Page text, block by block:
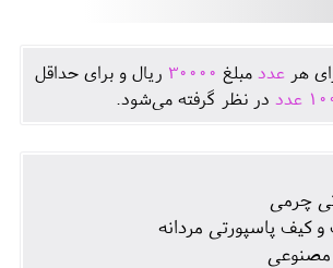
هرعدد مبلغ 30000 ريال و برای حداقل
عدد در نظر گرفته می‌شود.
چرمی
کیف پاسپورتی مردانه